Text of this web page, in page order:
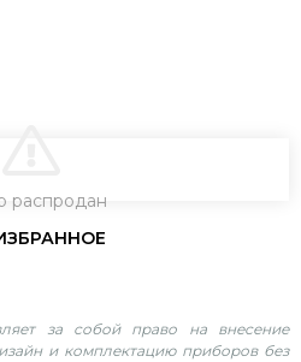
распродан
за собой право на внесение
и комплектацию приборов без